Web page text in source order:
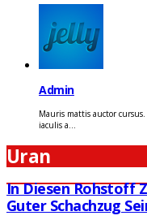
Admin
Mauris mattis auctor
iaculis a...
Uran
In Diesen Rohstoff
Guter Schachzug